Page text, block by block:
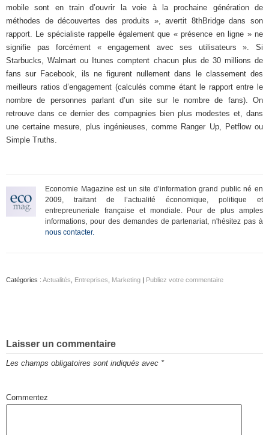
mobile sont en train d’ouvrir la voie à la prochaine génération de
méthodes de découvertes des produits », avertit 8thBridge dans son
rapport. Le spécialiste rappelle également que « présence en ligne » ne
signifie pas forcément « engagement avec ses utilisateurs ». Si
Starbucks, Walmart ou Itunes comptent chacun plus de 30 millions de
fans sur Facebook, ils ne figurent nullement dans le classement des
meilleurs ratios d’engagement (calculés comme étant le rapport entre le
nombre de personnes parlant d’un site sur le nombre de fans). On
retrouve dans ce dernier des compagnies bien plus modestes et, dans
une certaine mesure, plus ingénieuses, comme Ranger Up, Petflow ou
Simple Truths.
Economie Magazine est un site d’information grand public né en
2009, traitant de l’actualité économique, politique et
entrepreuneriale française et mondiale. Pour de plus amples
informations, pour des demandes de partenariat, n'hésitez pas à
nous contacter.
Catégories : Actualités Entreprises Marketing | Publiez votre commentaire
Laisser un commentaire
Les champs obligatoires sont indiqués avec *
Commentez